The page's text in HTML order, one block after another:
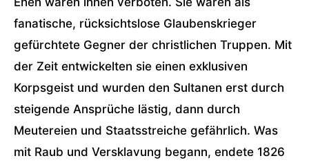
fanatische, rücksichtslose Glaubenskrieger
gefürchtete Gegner der christlichen Truppen. Mit
der Zeit entwickelten sie einen exklusiven
Korpsgeist und wurden den Sultanen erst durch
steigende Ansprüche lästig, dann durch
Meutereien und Staatsstreiche gefährlich. Was
mit Raub und Versklavung begann, endete 1826